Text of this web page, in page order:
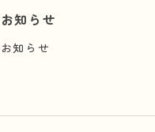
お知らせ
お知らせ